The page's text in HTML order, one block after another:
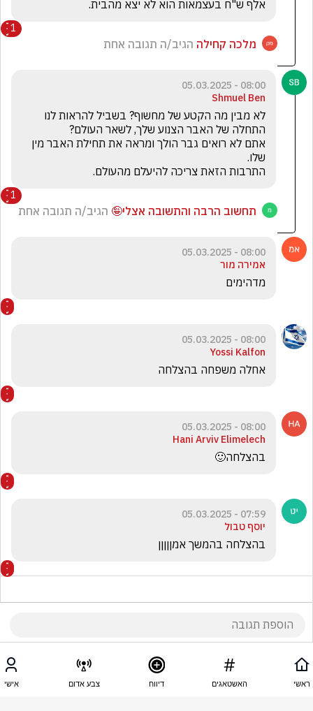
אלף ש"ח בעצמאות הוא לא יצא מהבית.
1
מלכה קחילה הגיב/ה תגובה אחת
08:00 - 05.03.2025
Shmuel Ben
התרבות הזאת צריכה להיעלם מהעולם.
1
תחשוב הרבה והתשובה אצלי🤪 הגיב/ה תגובה אחת
08:00 - 05.03.2025
אמירה מור
מדהימים
08:00 - 05.03.2025
Yossi Kalfon
אחלה משפחה בהצלחה
08:00 - 05.03.2025
Hani Arviv Elimelech
בהצלחה🙂
07:59 - 05.03.2025
יוסף טבול
בהצלחה בהמשך אמןןןןן
תחשוב הרבה והתשובה אצלי🤪
למה הציצי בחוץ? ראשי האשטאגים דיווח צבע אדום אישי